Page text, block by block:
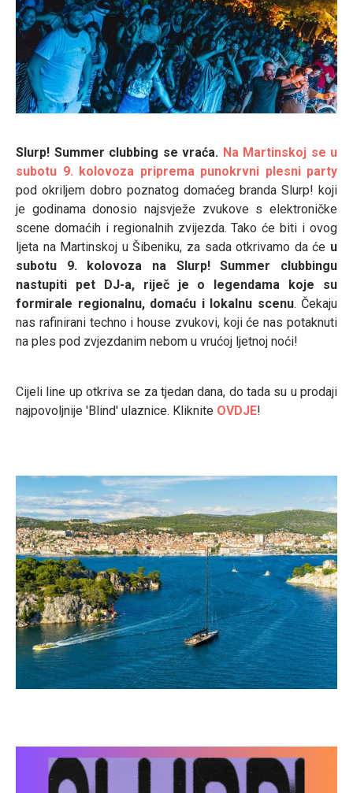
Slurp! Summer clubbing se vraća. Na Martinskoj se u
subotu 9. kolovoza priprema punokrvni plesni party
pod okriljem dobro poznatog domaćeg branda Slurp! koji
je godinama donosio najsvježe zvukove s elektroničke
scene domaćih i regionalnih zvijezda. Tako će biti i ovog
ljeta na Martinskoj u Šibeniku, za sada otkrivamo da će u
subotu 9. kolovoza na Slurp! Summer clubbingu
nastupiti pet DJ-a, riječ je o legendama koje su
formirale regionalnu, domaću i lokalnu scenu. Čekaju
nas rafinirani techno i house zvukovi, koji će nas potaknuti
na ples pod zvjezdanim nebom u vrućoj ljetnoj noći!
Cijeli line up otkriva se za tjedan dana, do tada su u prodaji
najpovoljnije 'Blind' ulaznice. Kliknite OVDJE!